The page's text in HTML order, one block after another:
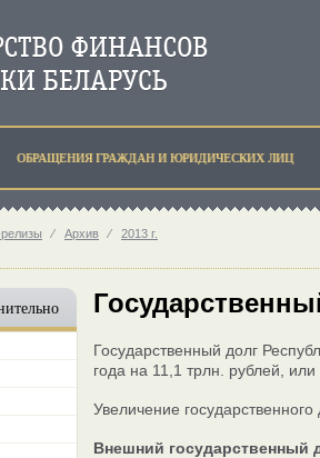
ОБРАЩЕНИЯ ГРАЖДАН И ЮРИДИЧЕСКИХ ЛИЦ
⁄ Архив ⁄ 2013 г.
Государственный долг
года на 11,1 трлн. рублей, или
Увеличение
Внешний государственный